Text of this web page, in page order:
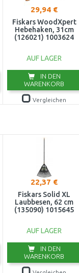
29,94 €
Fiskars WoodXpert
Hebehaken, 31cm
(126021) 1003624
AUF LAGER
IN DEN
WARENKORB
Vergleichen
22,37 €
Fiskars Solid XL
Laubbesen, 62 cm
(135090) 1015645
AUF LAGER
IN DEN
WARENKORB